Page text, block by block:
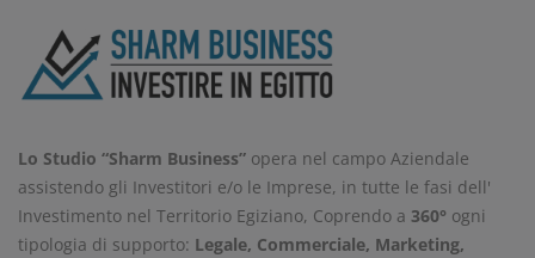
Lo Studio “Sharm Business” opera nel campo Aziendale
assistendo gli Investitori e/o le Imprese, in tutte le fasi dell'
Investimento nel Territorio Egiziano, Coprendo a 360° ogni
tipologia di supporto: Legale, Commerciale, Marketing,